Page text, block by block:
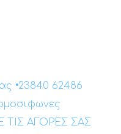
•23840 62486
ΤΙΣ ΑΓΟΡΕΣ ΣΑΣ